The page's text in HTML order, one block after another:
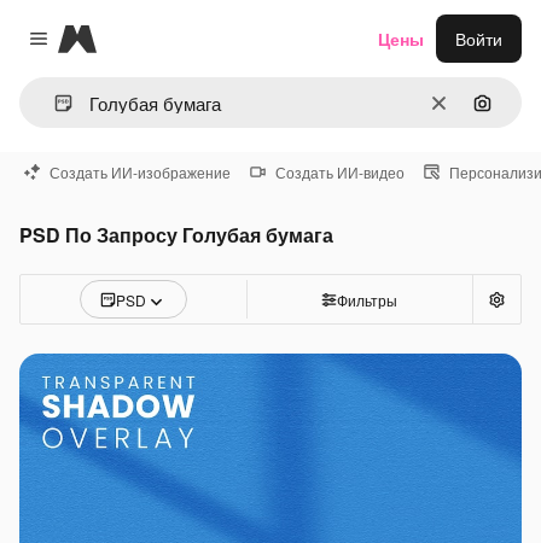
Close menu
Magnific
ОчиститьПоиск
Цены Войти
Создать ИИ-изображение Создать ИИ-видео
PSD По Запросу Голубая бумага
PSD Фильтры